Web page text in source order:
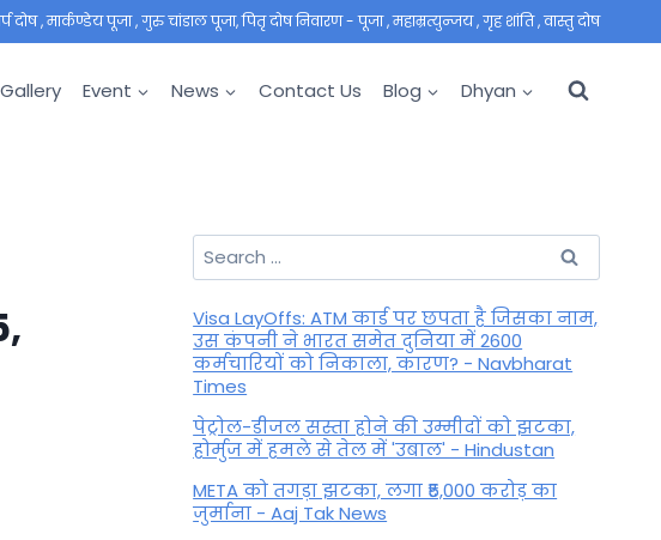
, मार्कण्डेय पूजा , गुरु चांडाल पूजा, पितृ दोष निवारण - पूजा , महाम्रत्युन्जय , गृह शांति , वास्तु दोष
Gallery Event News Contact Us Blog Dhyan
Search
for:
Visa LayOffs: ATM कार्ड पर छपता है जिसका नाम,
उस कंपनी ने भारत समेत दुनिया में 2600
कर्मचारियों को निकाला, कारण? - Navbharat
Times
पेट्रोल-डीजल सस्ता होने की उम्मीदों को झटका,
होर्मुज में हमले से तेल में 'उबाल' - Hindustan
META को तगड़ा झटका, लगा ₹5,000 करोड़ का
जुर्माना - Aaj Tak News